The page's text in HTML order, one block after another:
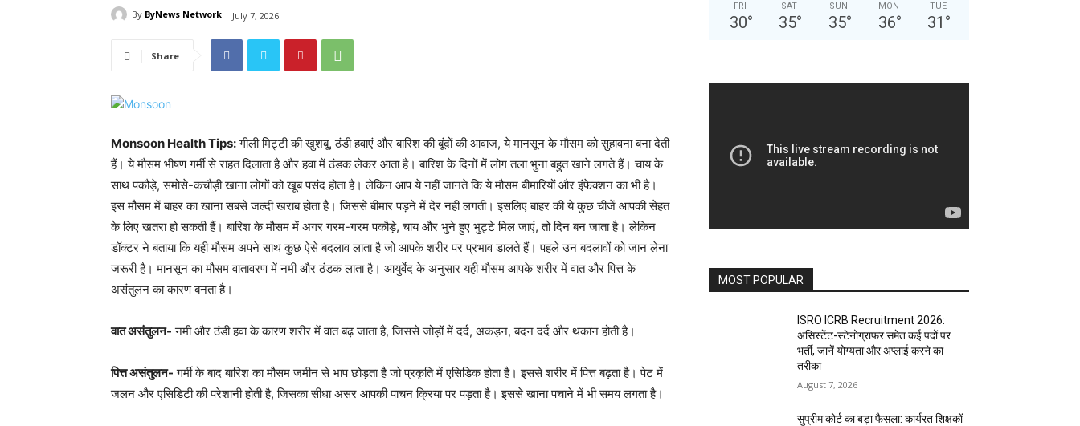
By ByNews Network July 7, 2026
Share
Monsoon Health Tips:गीली मिट्टी की खुशबू, ठंडी हवाएं और बारिश की बूंदों की आवाज, ये मानसून के मौसम को सुहावना बना देती
हैं। ये मौसम भीषण गर्मी से राहत दिलाता है और हवा में ठंडक लेकर आता है। बारिश के दिनों में लोग तला भुना बहुत खाने लगते हैं। चाय के
साथ पकौड़े, समोसे-कचौड़ी खाना लोगों को खूब पसंद होता है। लेकिन आप ये नहीं जानते कि ये मौसम बीमारियों और इंफेक्शन का भी है।
इस मौसम में बाहर का खाना सबसे जल्दी खराब होता है। जिससे बीमार पड़ने में देर नहीं लगती। इसलिए बाहर की ये कुछ चीजें आपकी सेहत
के लिए खतरा हो सकती हैं। बारिश के मौसम में अगर गरम-गरम पकौड़े, चाय और भुने हुए भुट्टे मिल जाएं, तो दिन बन जाता है। लेकिन
डॉक्टर ने बताया कि यही मौसम अपने साथ कुछ ऐसे बदलाव लाता है जो आपके शरीर पर प्रभाव डालते हैं। पहले उन बदलावों को जान लेना
जरूरी है। मानसून का मौसम वातावरण में नमी और ठंडक लाता है। आयुर्वेद के अनुसार यही मौसम आपके शरीर में वात और पित्त के
असंतुलन का कारण बनता है।
वात असंतुलन- नमी और ठंडी हवा के कारण शरीर में वात बढ़ जाता है, जिससे जोड़ों में दर्द, अकड़न, बदन दर्द और थकान होती है।
पित्त असंतुलन- गर्मी के बाद बारिश का मौसम जमीन से भाप छोड़ता है जो प्रकृति में एसिडिक होता है। इससे शरीर में पित्त बढ़ता है। पेट में
जलन और एसिडिटी की परेशानी होती है, जिसका सीधा असर आपकी पाचन क्रिया पर पड़ता है। इससे खाना पचाने में भी समय लगता है।
FRI
30°
SAT
35°
SUN
35°
MON
36°
TUE
31 °
MOST POPULAR
ISRO ICRB Recruitment 2026:
असिस्टेंट-स्टेनोग्राफर समेत कई पदों पर
भर्ती, जानें योग्यता और अप्लाई करने का
तरीका
August 7, 2026
सुप्रीम कोर्ट का बड़ा फैसला: कार्यरत शिक्षकों